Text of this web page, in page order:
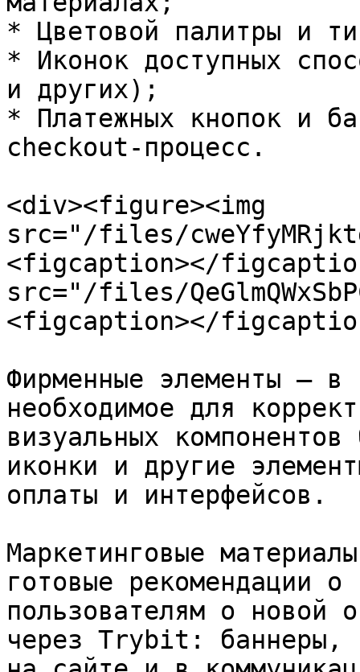
* Цветовой палитры и
* Иконок доступных
и других);
* Платежных кнопок и
checkout-процесс.
<div><figure><img
src="/files/
<figcaption></
src="/files/
<figcaption></
Фирменные элементы —
необходимое для
визуальных
иконки и другие
оплаты и интерфейсов.
Маркетинговые
готовые рекомендации
пользователям о новой
через Trybit: баннеры,